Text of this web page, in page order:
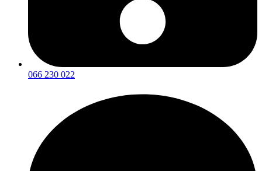
066 230 022